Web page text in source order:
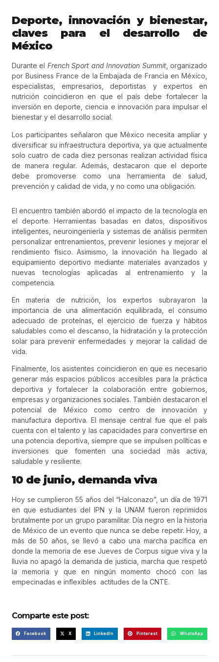
Deporte, innovación y bienestar,
claves para el desarrollo de
México
Durante el French Sport and Innovation Summit, organizado
por Business France de la Embajada de Francia en México,
especialistas, empresarios, deportistas y expertos en
nutrición coincidieron en que el país debe fortalecer la
inversión en deporte, ciencia e innovación para impulsar el
bienestar y el desarrollo social.
Los participantes señalaron que México necesita ampliar y
diversificar su infraestructura deportiva, ya que actualmente
solo cuatro de cada diez personas realizan actividad física
de manera regular. Además, destacaron que el deporte
debe promoverse como una herramienta de salud,
prevención y calidad de vida, y no como una obligación.
El encuentro también abordó el impacto de la tecnología en
el deporte. Herramientas basadas en datos, dispositivos
inteligentes, neuroingeniería y sistemas de análisis permiten
personalizar entrenamientos, prevenir lesiones y mejorar el
rendimiento físico. Asimismo, la innovación ha llegado al
equipamiento deportivo mediante materiales avanzados y
nuevas tecnologías aplicadas al entrenamiento y la
competencia.
En materia de nutrición, los expertos subrayaron la
importancia de una alimentación equilibrada, el consumo
adecuado de proteínas, el ejercicio de fuerza y hábitos
saludables como el descanso, la hidratación y la protección
solar para prevenir enfermedades y mejorar la calidad de
vida.
Finalmente, los asistentes coincidieron en que es necesario
generar más espacios públicos accesibles para la práctica
deportiva y fortalecer la colaboración entre gobiernos,
empresas y organizaciones sociales. También destacaron el
potencial de México como centro de innovación y
manufactura deportiva. El mensaje central fue que el país
cuenta con el talento y las capacidades para convertirse en
una potencia deportiva, siempre que se impulsen políticas e
inversiones que fomenten una sociedad más activa,
saludable y resiliente.
10 de junio, demanda viva
Hoy se cumplieron 55 años del “Halconazo”, un día de 1971
en que estudiantes del IPN y la UNAM fueron reprimidos
brutalmente por un grupo paramilitar. Día negro en la historia
de México de un evento que nunca se debe repetir. Hoy, a
más de 50 años, se llevó a cabo una marcha pacífica en
donde la memoria de ese Jueves de Corpus sigue viva y la
lluvia no apagó la demanda de justicia, marcha que respetó
la memoria y que en ningún momento chocó con las
empecinadas e inflexibles actitudes de la CNTE.
Comparte este post:
Facebook X LinkedIn Pinterest WhatsApp